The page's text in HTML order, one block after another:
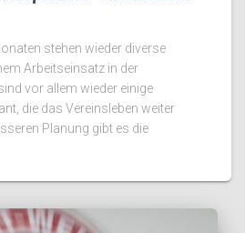
stehen wieder diverse
Arbeitseinsatz in der
vor allem wieder einige
die das Vereinsleben weiter
Planung gibt es die